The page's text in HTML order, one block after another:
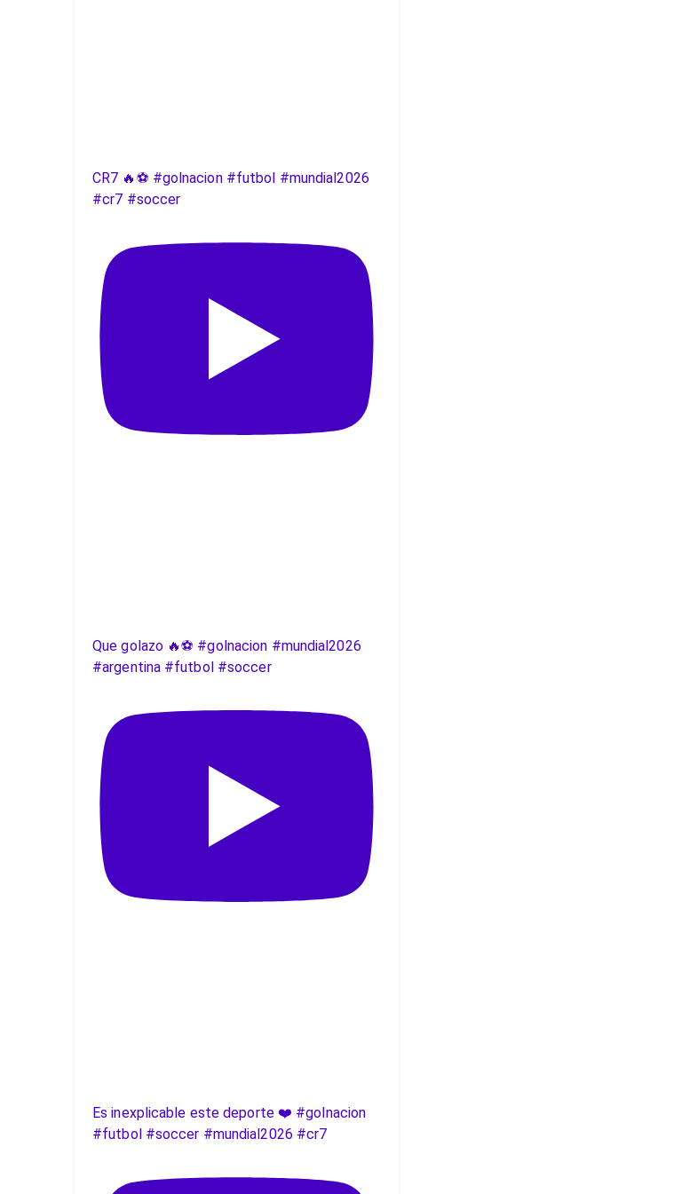
CR7 🔥⚽️ #golnacion #futbol #mundial2026
#cr7 #soccer
Que golazo 🔥⚽️ #golnacion #mundial2026
#argentina #futbol #soccer
Es inexplicable este deporte ❤️ #golnacion
#futbol #soccer #mundial2026 #cr7